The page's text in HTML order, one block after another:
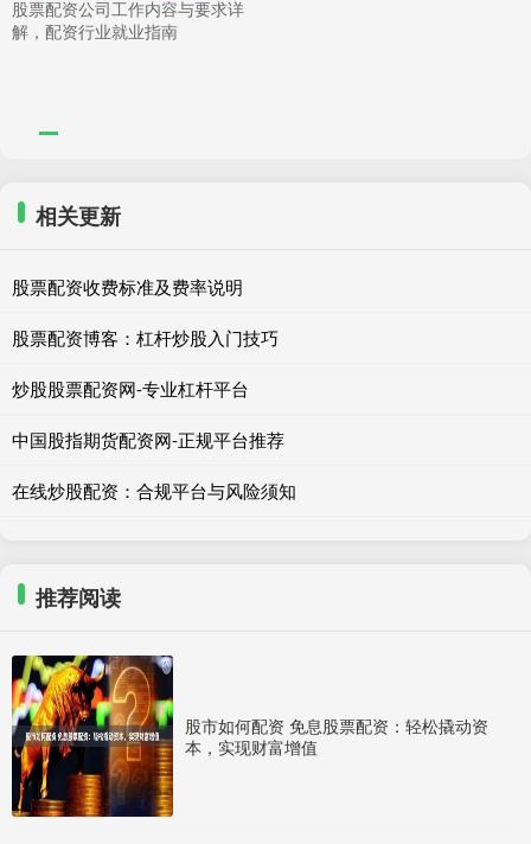
股票配资公司工作内容与要求详
解，配资行业就业指南
相关更新
股票配资收费标准及费率说明
股票配资博客：杠杆炒股入门技巧
炒股股票配资网-专业杠杆平台
中国股指期货配资网-正规平台推荐
在线炒股配资：合规平台与风险须知
推荐阅读
股市如何配资 免息股票配资：轻松撬动资
本，实现财富增值